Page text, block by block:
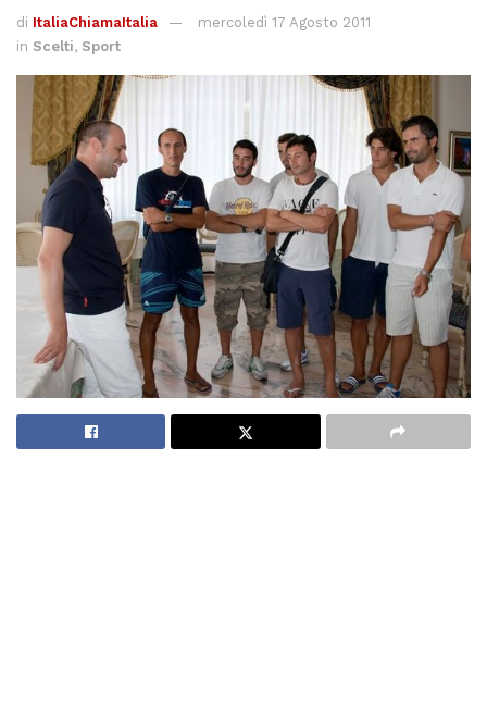
di ItaliaChiamaItalia
mercoledì 17 Agosto 2011
in Scelti, Sport